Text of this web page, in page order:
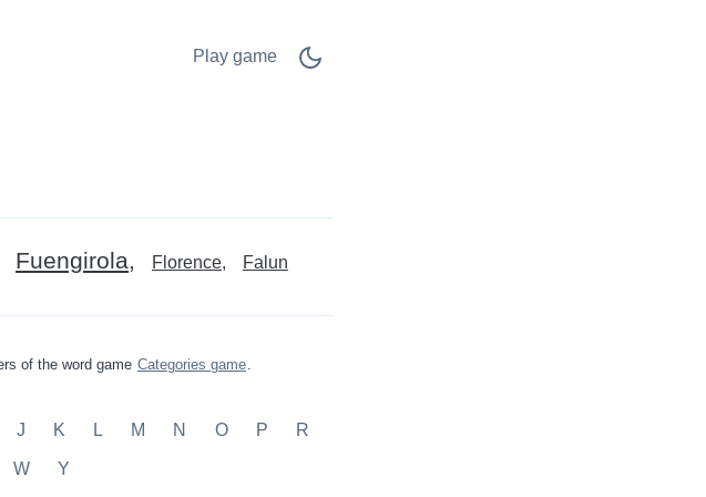
Play game
Fuengirola Florence Falun
of the word game Categories game.
J K L M N O P R
W Y